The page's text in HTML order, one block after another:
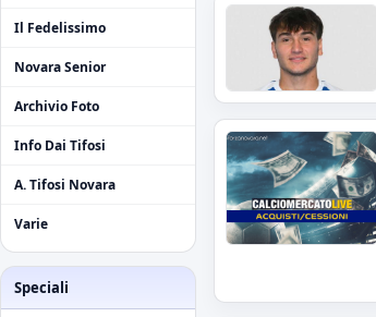
Il Fedelissimo
Novara Senior
Archivio Foto
Info Dai Tifosi
A. Tifosi Novara
Varie
Speciali